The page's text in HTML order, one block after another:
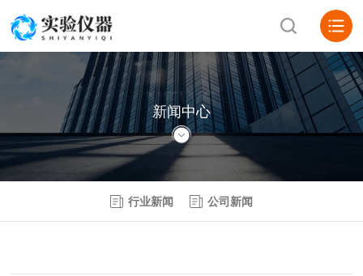
NEWS
新闻中心
行业新闻 公司新闻